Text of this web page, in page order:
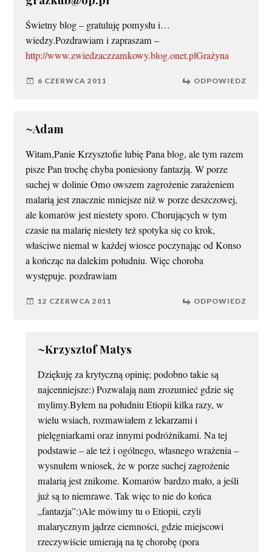
Świetny blog – gratuluję pomysłu i…
wiedzy.Pozdrawiam i zapraszam –
http://www.zwiedzaczzamkowy.blog.onet.plGrażyna
6 CZERWCA 2011 ODPOWIEDZ
~Adam
Witam,Panie Krzysztofie lubię Pana blog, ale tym razem
pisze Pan trochę chyba poniesiony fantazją. W porze
suchej w dolinie Omo owszem zagrożenie zarażeniem
malarią jest znacznie mniejsze niż w porze deszczowej,
ale komarów jest niestety sporo. Chorujących w tym
czasie na malarię niestety też spotyka się co krok,
właściwe niemal w każdej wiosce poczynając od Konso
a kończąc na dalekim południu. Więc choroba
występuje. pozdrawiam
12 CZERWCA 2011 ODPOWIEDZ
~Krzysztof Matys
Dziękuję za krytyczną opinię; podobno takie są
najcenniejsze:) Pozwalają nam zrozumieć gdzie się
mylimy.Byłem na południu Etiopii kilka razy, w
wielu wsiach, rozmawiałem z lekarzami i
pielęgniarkami oraz innymi podróżnikami. Na tej
podstawie – ale też i ogólnego, własnego wrażenia –
wysnułem wniosek, że w porze suchej zagrożenie
malarią jest znikome. Komarów bardzo mało, a jeśli
już są to niemrawe. Tak więc to nie do końca
„fantazja”:)Ale mówimy tu o Etiopii, czyli
malarycznym jądrze ciemności, gdzie miejscowi
rzeczywiście umierają na tę chorobę (pora